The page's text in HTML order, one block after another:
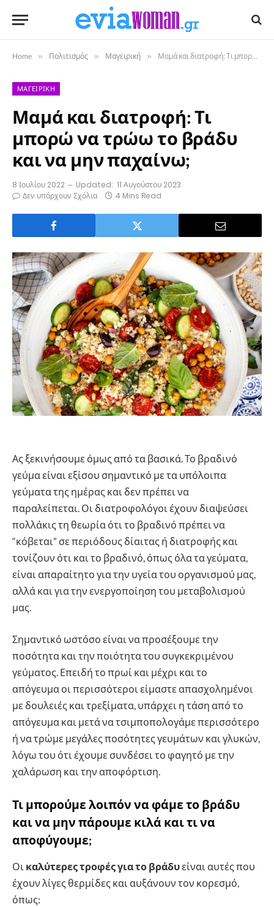
Home » Πολιτισμός » Μαγειρική » Μαμά και διατροφή: Τι μπορώ να τρώω το βράδυ και να μην παχαίνω;
ΜΑΓΕΙΡΙΚΉ
Μαμά και διατροφή: Τι
μπορώ να τρώω το βράδυ
και να μην παχαίνω;
8 Ιουλίου 2022 Updated: 11 Αυγούστου 2023
Δεν υπάρχουν Σχόλια
4 Mins Read
Ας ξεκινήσουμε όμως από τα βασικά. Το βραδινό
γεύμα είναι εξίσου σημαντικό με τα υπόλοιπα
γεύματα της ημέρας και δεν πρέπει να
παραλείπεται. Οι διατροφολόγοι έχουν διαψεύσει
πολλάκις τη θεωρία ότι το βραδινό πρέπει να
“κόβεται” σε περιόδους δίαιτας ή διατροφής και
τονίζουν ότι και το βραδινό, όπως όλα τα γεύματα,
είναι απαραίτητο για την υγεία του οργανισμού μας,
αλλά και για την ενεργοποίηση του μεταβολισμού
μας.
Σημαντικό ωστόσο είναι να προσέξουμε την
ποσότητα και την ποιότητα του συγκεκριμένου
γεύματος. Επειδή το πρωί και μέχρι και το
απόγευμα οι περισσότεροι είμαστε απασχολημένοι
με δουλειές και τρεξίματα, υπάρχει η τάση από το
απόγευμα και μετά να τσιμποπολογάμε περισσότερο
ή να τρώμε μεγάλες ποσότητες γευμάτων και γλυκών,
λόγω του ότι έχουμε συνδέσει το φαγητό με την
χαλάρωση και την αποφόρτιση.
Τι μπορούμε λοιπόν να φάμε το βράδυ
και να μην πάρουμε κιλά και τι να
αποφύγουμε;
Οι καλύτερες τροφές για το βράδυείναι αυτές που
έχουν λίγες θερμίδες και αυξάνουν τον κορεσμό,
όπως: